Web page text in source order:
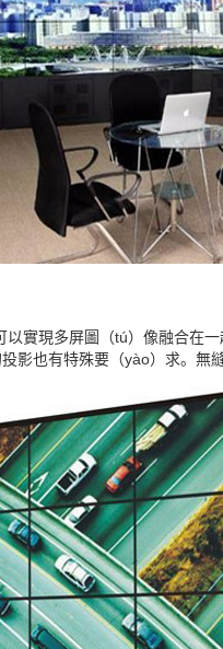
現多屏圖（tú）像融合在
影也有特殊要（yào）求。無